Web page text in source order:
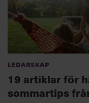
Ledarskap
19 artiklar för
sommartips